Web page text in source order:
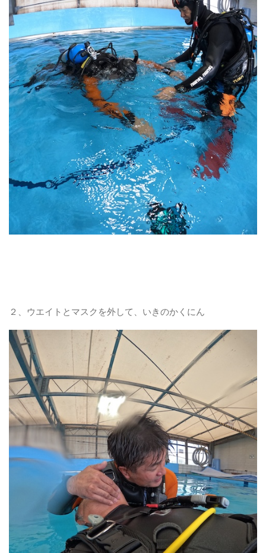
２、ウエイトとマスクを外して、いきのかくにん